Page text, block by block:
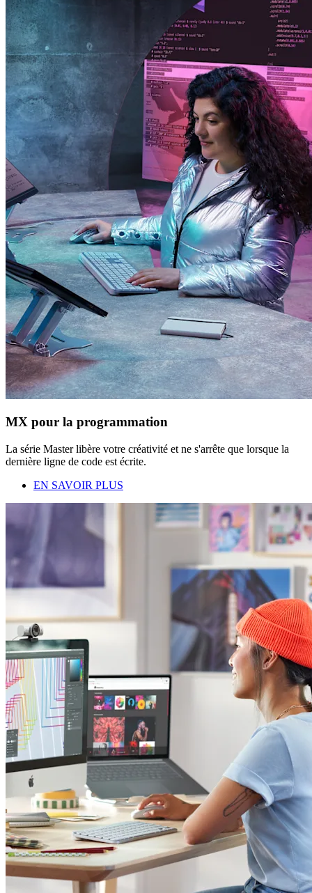
MX pour la programmation
La série Master libère votre créativité et ne s'arrête que lorsque la
dernière ligne de code est écrite.
EN SAVOIR PLUS